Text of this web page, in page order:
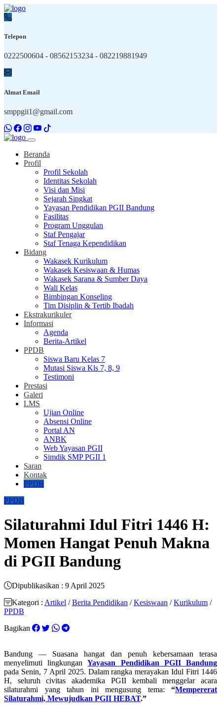
Telepon
0222500604 - 08562153234 - 082219881949
Almat Email
smppgii1@gmail.com
Beranda
Profil
Profil Sekolah
Identitas Sekolah
Visi dan Misi
Sejarah Singkat
Yayasan Pendidikan PGII Bandung
Fasilitas
Program Unggulan
Staf Pengajar
Staf Tenaga Kependidikan
Bidang
Wakasek Kurikulum
Wakasek Kesiswaan & Humas
Wakasek Sarana & Sumber Daya
Wali Kelas
Bimbingan Konseling
Tim Disiplin & Tertib Ibadah
Ekstrakurikuler
Informasi
Agenda
Berita-Artikel
PPDB
Siswa Baru Kelas 7
Mutasi Siswa Kls 7, 8, 9
Testimoni
Prestasi
Galeri
LMS
Ujian Online
Absensi Online
Portal AN
ANBK
Web Yayasan PGII
Simdik SMP PGII 1
Saran
Kontak
PPDB
PPDB
Silaturahmi Idul Fitri 1446 H:
Momen Hangat Penuh Makna
di PGII Bandung
Dipublikasikan : 9 April 2025
Kategori : Artikel /Berita Pendidikan /Kesiswaan /Kurikulum /
PPDB
Bagikan
Bandung — Suasana hangat dan penuh kebersamaan terasa
menyelimuti lingkunganYayasan Pendidikan PGII Bandung
pada Senin, 7 April 2025. Dalam rangka merayakan Idul Fitri 1446
H, seluruh civitas akademika PGII kembali menggelar acara
silaturahmi yang tahun ini mengusung tema: “Mempererat
Silaturahmi, Mewujudkan PGII HEBAT.”